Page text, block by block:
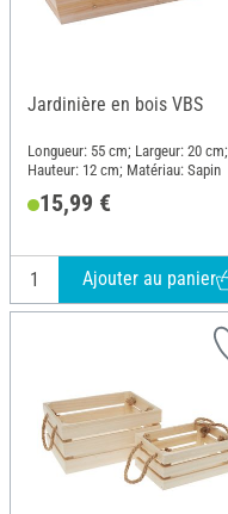
Jardinière en bois VBS
Longueur: 55 cm; Largeur: 20 cm;
Hauteur: 12 cm; Matériau: Sapin
15,99 €
Ajouter au panier